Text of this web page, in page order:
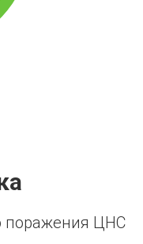
поражения ЦНС